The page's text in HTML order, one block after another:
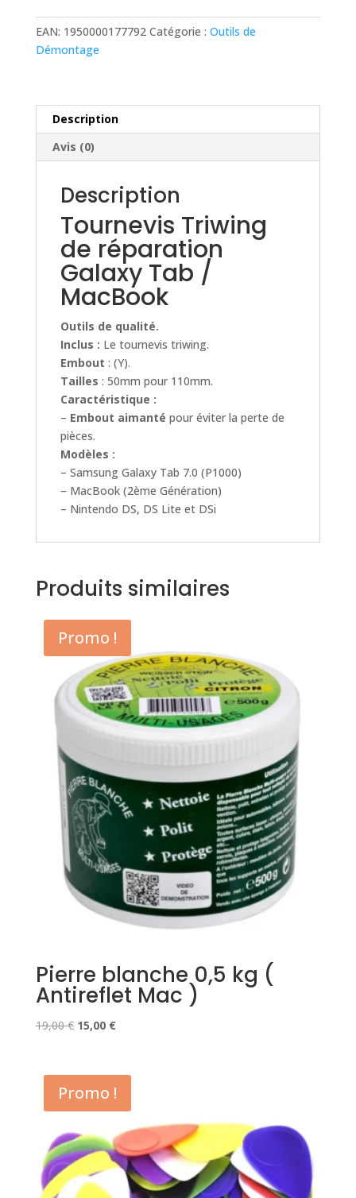
de
réparation
MacBook
EAN: 1950000177792 Catégorie : Outils de
Démontage
Description
Avis (0)
Description
Tournevis Triwing
de réparation
Galaxy Tab /
MacBook
Outils de qualité.
Inclus : Le tournevis triwing.
Embout : (Y).
Tailles : 50mm pour 110mm.
Caractéristique :
– Embout aimanté pour éviter la perte de
pièces.
Modèles :
– Samsung Galaxy Tab 7.0 (P1000)
– MacBook (2ème Génération)
– Nintendo DS, DS Lite et DSi
Produits similaires
Promo !
Pierre blanche 0,5 kg (
Antireflet Mac )
19,00€ Le
était :
19,00 €.
15,00 €Le
est :
15,00 €.
Promo !